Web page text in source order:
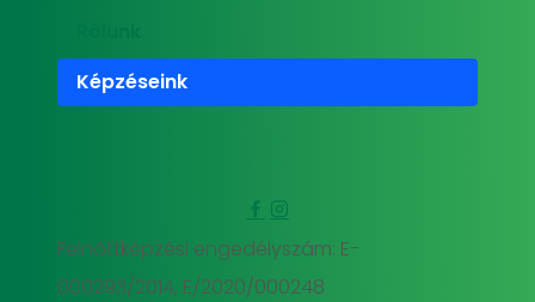
Képzéseink
Felnőttképzési engedélyszám: E-
000293/2014, E/2020/000248